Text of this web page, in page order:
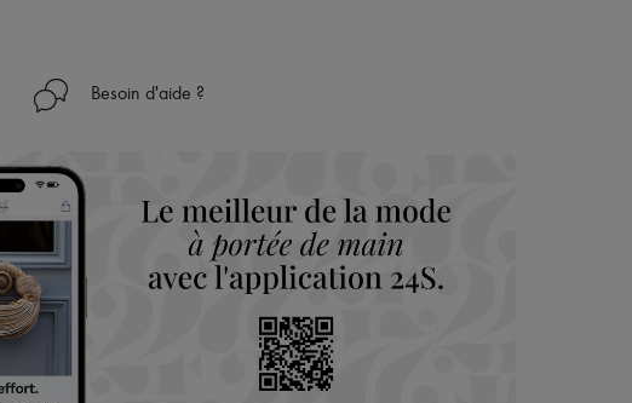
Besoin d'aide ?